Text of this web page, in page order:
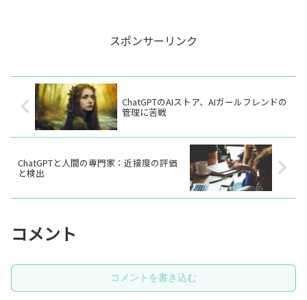
スポンサーリンク
ChatGPTのAIストア、AIガールフレンドの
管理に苦戦
ChatGPTと人間の専門家：近接度の評価
と検出
コメント
コメントを書き込む